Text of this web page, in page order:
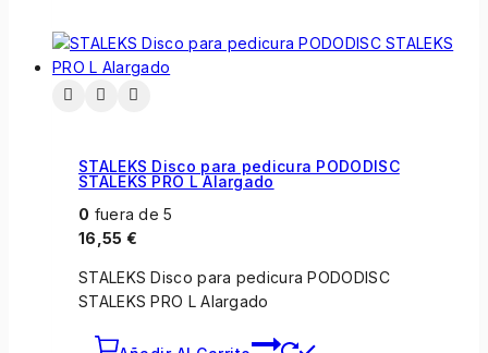
STALEKS Disco para pedicura PODODISC
STALEKS PRO L Alargado
0 fuera de 5
16,55 €
STALEKS Disco para pedicura PODODISC
STALEKS PRO L Alargado